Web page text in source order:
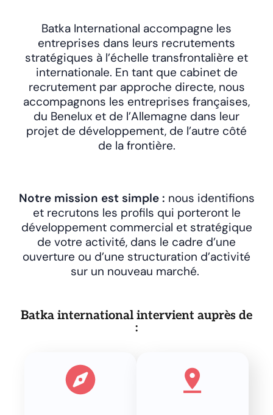
Batka International accompagne les
entreprises dans leurs recrutements
stratégiques à l’échelle transfrontalière et
internationale. En tant que cabinet de
recrutement par approche directe, nous
accompagnons les entreprises françaises,
du Benelux et de l’Allemagne dans leur
projet de développement, de l’autre côté
de la frontière.
Notre mission est simple : nous identifions
et recrutons les profils qui porteront le
développement commercial et stratégique
de votre activité, dans le cadre d’une
ouverture ou d’une structuration d’activité
sur un nouveau marché.
Batka international intervient auprès de
: